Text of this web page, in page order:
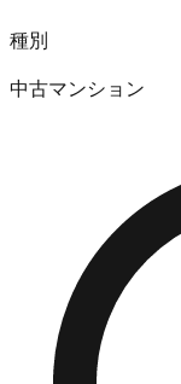
種別
中古マンション